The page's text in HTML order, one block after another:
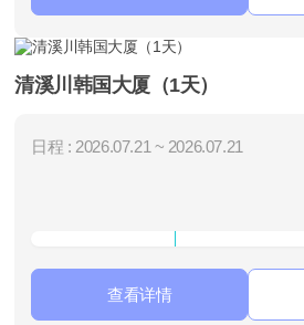
清溪川韩国大厦（1天）
日程 : 2026.07.21 ~ 2026.07.21
查看详情